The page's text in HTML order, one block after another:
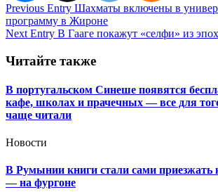
Навигация
по
Previous Entry Шахматы включены в
программу в Жироне
Next Entry В Гааге покажут «селфи» из
Читайте также
В португальском Синеше появятся
кафе, школах и прачечных — все для
чаще читали
Новости
В Румынии книги стали сами приезжать
— на фургоне